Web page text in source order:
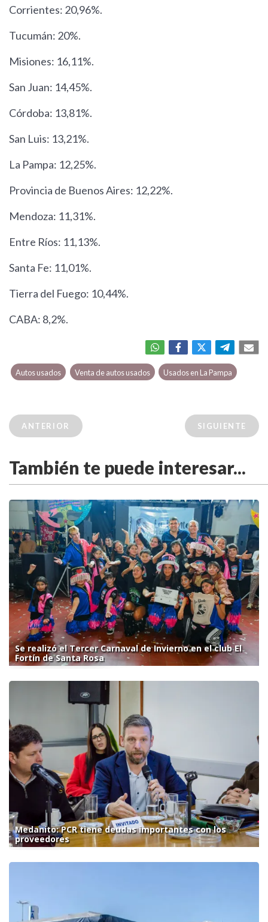
Corrientes: 20,96%.
Tucumán: 20%.
Misiones: 16,11%.
San Juan: 14,45%.
Córdoba: 13,81%.
San Luis: 13,21%.
La Pampa: 12,25%.
Provincia de Buenos Aires: 12,22%.
Mendoza: 11,31%.
Entre Ríos: 11,13%.
Santa Fe: 11,01%.
Tierra del Fuego: 10,44%.
CABA: 8,2%.
Autos usados Venta de autos usados Usados en La Pampa
ANTERIOR SIGUIENTE
También te puede interesar...
Se realizó el Tercer Carnaval de Invierno en el club El
Fortín de Santa Rosa
Medanito: PCR tiene deudas importantes con los
proveedores